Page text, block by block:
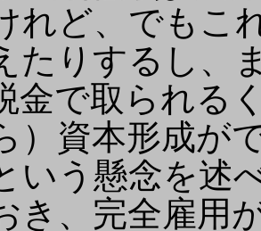
れど、でもこ
たりするし、
金で取られる
）資本形成が
いう懸念を述
き、完全雇用